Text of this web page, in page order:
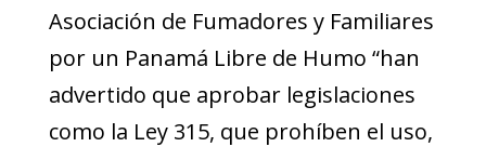
Asociación de Fumadores y Familiares
por un Panamá Libre de Humo “han
advertido que aprobar legislaciones
como la Ley 315, que prohíben el uso,